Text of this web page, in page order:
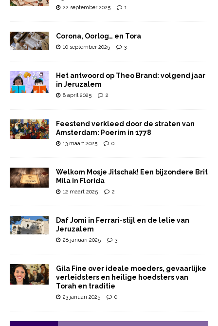
22 september 2025 1
Corona, Oorlog… en Tora
10 september 2025 3
Het antwoord op Theo Brand: volgend jaar
in Jeruzalem
8 april 2025 2
Feestend verkleed door de straten van
Amsterdam: Poerim in 1778
13 maart 2025 0
Welkom Mosje Jitschak! Een bijzondere Brit
Mila in Florida
12 maart 2025 2
Daf Jomi in Ferrari-stijl en de lelie van
Jeruzalem
28 januari 2025 3
Gila Fine over ideale moeders, gevaarlijke
verleidsters en heilige hoedsters van
Torah en traditie
23 januari 2025 0